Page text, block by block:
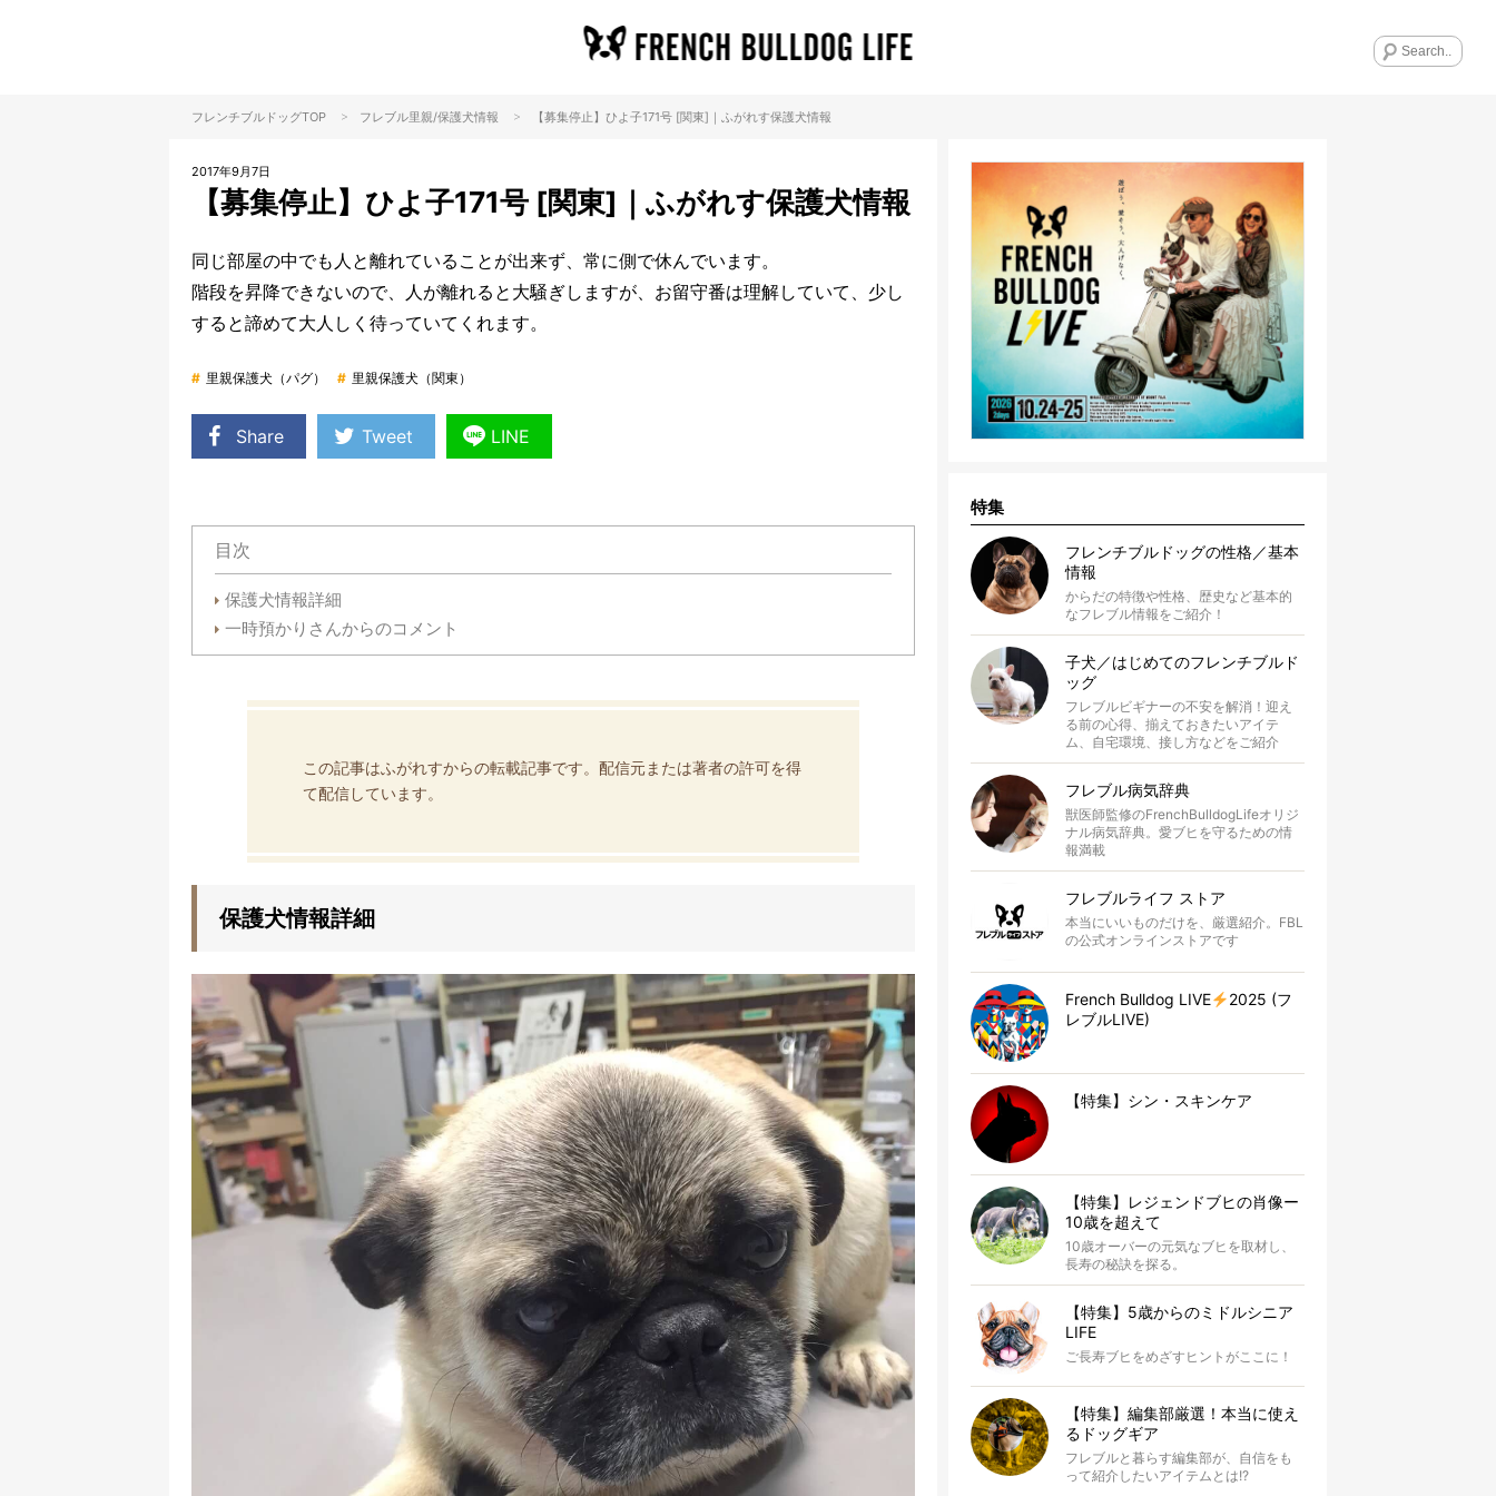
フレンチブルドッグTOP > フレブル里親/保護犬情報 > 【募集停止】ひよ子171号 [関東]｜ふがれす保護犬情報
2017年9月7日
【募集停止】ひよ子171号 [関東]｜ふがれす保護犬情報
同じ部屋の中でも人と離れていることが出来ず、常に側で休んでいます。
階段を昇降できないので、人が離れると大騒ぎしますが、お留守番は理解していて、少し
すると諦めて大人しく待っていてくれます。
# 里親保護犬（パグ） # 里親保護犬（関東）
Share Tweet LINE
目次
保護犬情報詳細
一時預かりさんからのコメント
この記事はふがれすからの転載記事です。配信元または著者の許可を得
て配信しています。
保護犬情報詳細
特集
フレンチブルドッグの性格／基本
情報
からだの特徴や性格、歴史など基本的
なフレブル情報をご紹介！
子犬／はじめてのフレンチブルド
ッグ
フレブルビギナーの不安を解消！迎え
る前の心得、揃えておきたいアイテ
ム、自宅環境、接し方などをご紹介
フレブル病気辞典
獣医師監修のFrenchBulldogLifeオリジ
ナル病気辞典。愛ブヒを守るための情
報満載
フレブルライフ ストア
本当にいいものだけを、厳選紹介。FBL
の公式オンラインストアです
French Bulldog LIVE
2025 (フ
レブルLIVE)
【特集】シン・スキンケア
【特集】レジェンドブヒの肖像ー
10歳を超えて
10歳オーバーの元気なブヒを取材し、
長寿の秘訣を探る。
【特集】5歳からのミドルシニア
LIFE
ご長寿ブヒをめざすヒントがここに！
【特集】編集部厳選！本当に使え
るドッグギア
フレブルと暮らす編集部が、自信をも
って紹介したいアイテムとは!?